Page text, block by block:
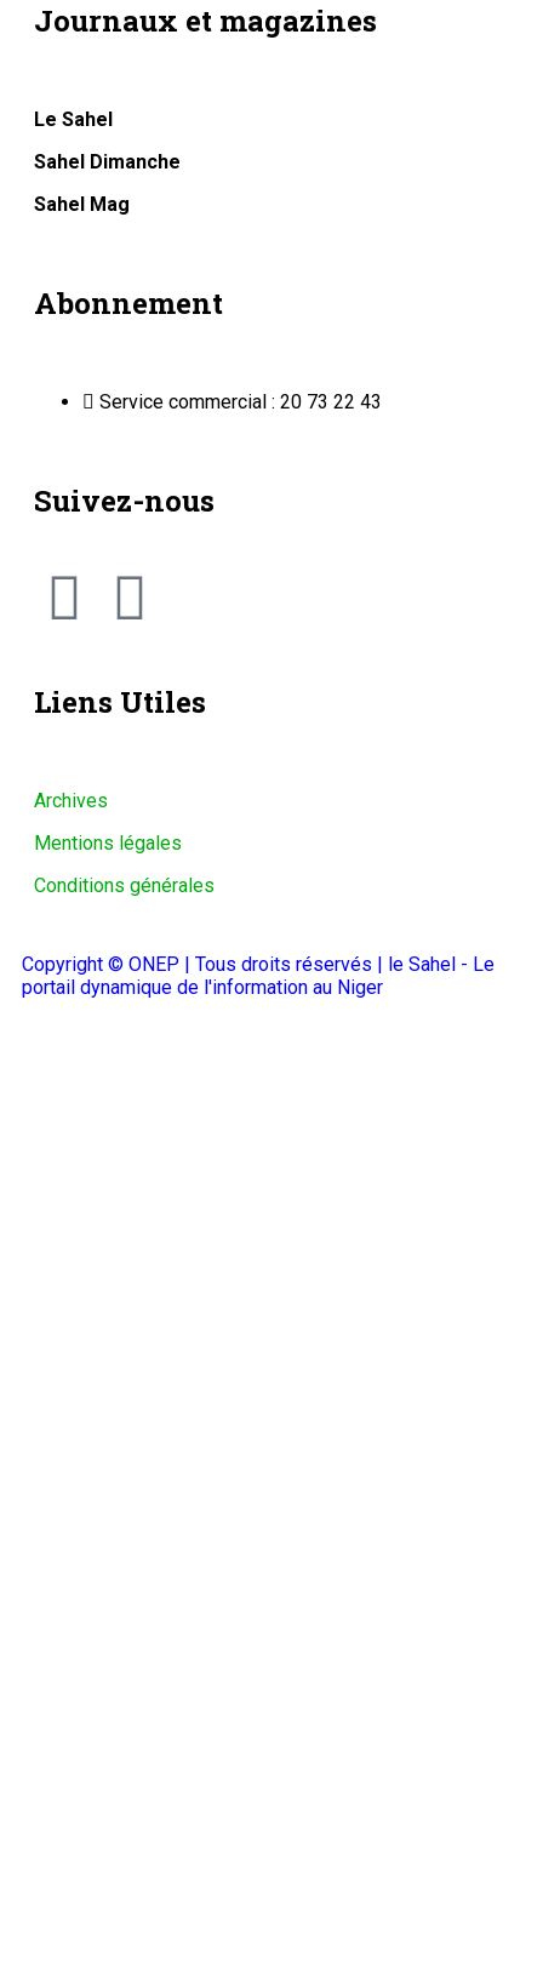
Journaux et magazines
Le Sahel
Sahel Dimanche
Sahel Mag
Abonnement
Service commercial : 20 73 22 43
Suivez-nous
Liens Utiles
Archives
Mentions légales
Conditions générales
Copyright © ONEP | Tous droits réservés | le Sahel - Le
portail dynamique de l'information au Niger